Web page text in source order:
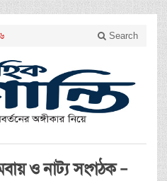
Search
ও নাট্য সংগঠক –